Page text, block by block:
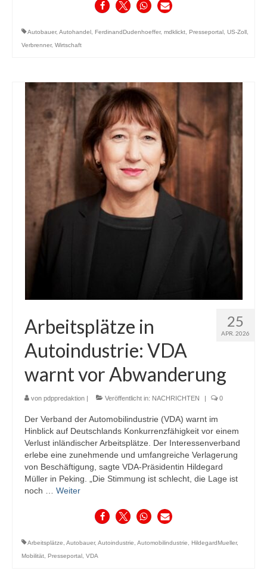
Autobauer, Autohandel FerdinandDudenhoeffer, mdklickt Presseportal US-Zoll
Verbrenner, Wirtschaft
25
APR. 2026
Arbeitsplätze in
Autoindustrie: VDA
warnt vor Abwanderung
von pdppredaktion | Veröffentlicht in: NACHRICHTEN | 0
Der Verband der Automobilindustrie (VDA) warnt im
Hinblick auf Deutschlands Konkurrenzfähigkeit vor einem
Verlust inländischer Arbeitsplätze. Der Interessenverband
erlebe eine zunehmende und umfangreiche Verlagerung
von Beschäftigung, sagte VDA-Präsidentin Hildegard
Müller in Peking. „Die Stimmung ist schlecht, die Lage ist
noch … Weiter
Arbeitsplätze Autobauer, Autoindustrie Automobilindustrie HildegardMueller,
Mobilität Presseportal VDA